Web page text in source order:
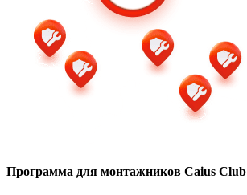
Программа для монтажников Caius Club